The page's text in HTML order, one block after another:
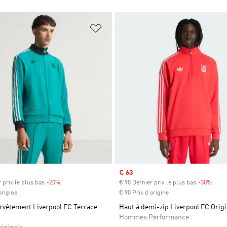
de produits favoris Ajouter à la Liste de produits
prix le plus bas -20%Rabais
Liverpool FC Terrace
Prix soldé
€ 63
€ 90 Dernier prix le plus bas -30%
€ 90 Prix d'origine
Haut à demi-zip Liverpool FC
Hommes Performance